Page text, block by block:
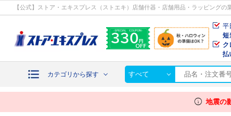
【公式】ストア・エキスプレス（ストエキ）店舗什器・店舗用品・ラッピングの
平
短
ク
払
カテゴリから探す すべて
info 地震の